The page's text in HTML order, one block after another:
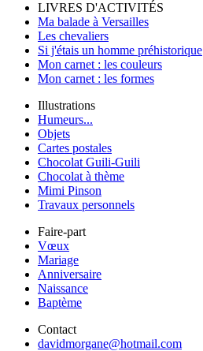
LIVRES D'ACTIVITÉS
Ma balade à Versailles
Les chevaliers
Si j'étais un homme préhistorique
Mon carnet : les couleurs
Mon carnet : les formes
Illustrations
Humeurs...
Objets
Cartes postales
Chocolat Guili-Guili
Chocolat à thème
Mimi Pinson
Travaux personnels
Faire-part
Vœux
Mariage
Anniversaire
Naissance
Baptème
Contact
davidmorgane@hotmail.com